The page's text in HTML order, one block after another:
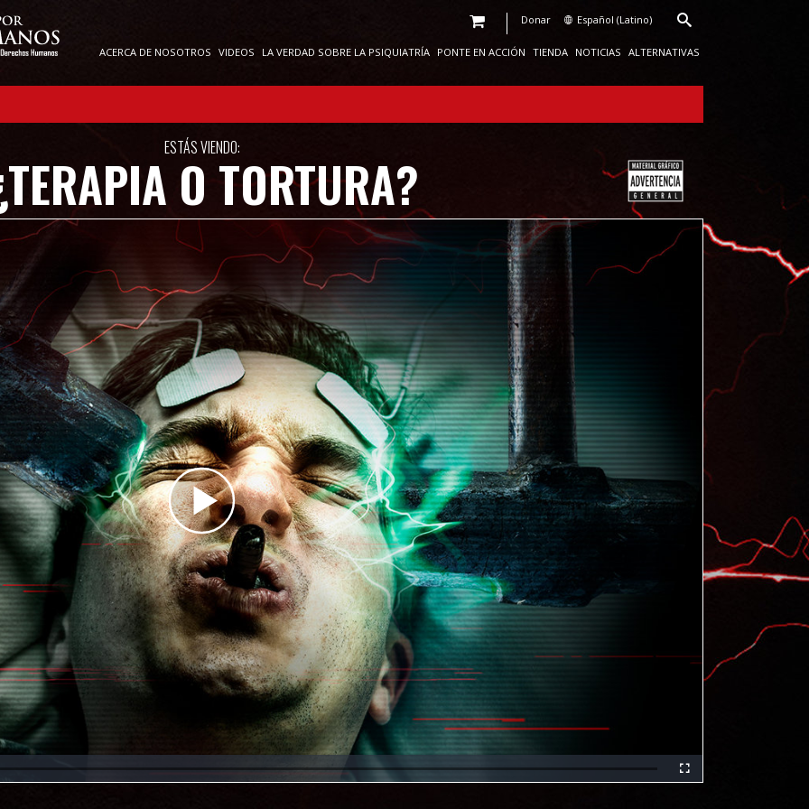
Donar Español (Latino)
ACERCA DE NOSOTROS VIDEOS LA VERDAD SOBRE LA PSIQUIATRÍA PONTE EN ACCIÓN TIENDA NOTICIAS ALTERNATIVAS
ESTÁS VIENDO:
O TORTURA?
Play
Video
Fullscreen